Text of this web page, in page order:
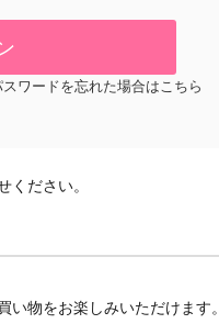
スワードを忘れた場合はこちら
ください。
物をお楽しみいただけます。